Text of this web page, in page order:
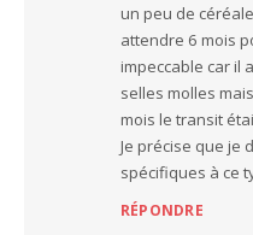
un peu de
attendre 6 mois
impeccable car il
selles molles
mois le transit
Je précise que je
spécifiques à ce
RÉPONDRE